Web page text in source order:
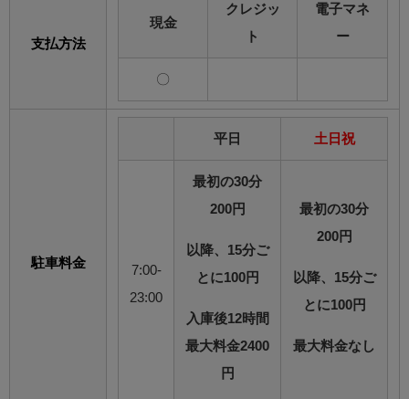
支払方法
現金
クレジッ
ト
電子マネ
ー
〇
駐車料金
平日 土日祝
7:00-
23:00
最初の30分
200円
以降、15分ご
とに100円
入庫後12時間
最大料金2400
円
最初の30分
200円
以降、15分ご
とに100円
最大料金なし